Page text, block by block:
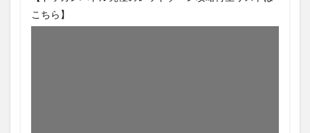
こちら】